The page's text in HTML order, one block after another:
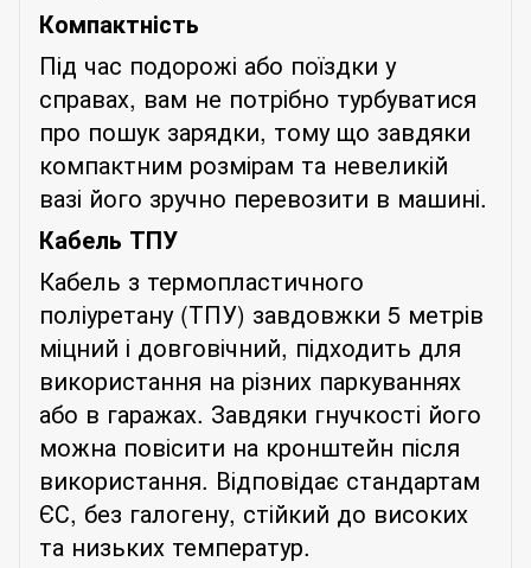
Компактність
Під час подорожі або поїздки у
справах, вам не потрібно турбуватися
про пошук зарядки, тому що завдяки
компактним розмірам та невеликій
вазі його зручно перевозити в машині.
Кабель ТПУ
Кабель з термопластичного
поліуретану (ТПУ) завдовжки 5 метрів
міцний і довговічний, підходить для
використання на різних паркуваннях
або в гаражах. Завдяки гнучкості його
можна повісити на кронштейн після
використання. Відповідає стандартам
ЄС, без галогену, стійкий до високих
та низьких температур.